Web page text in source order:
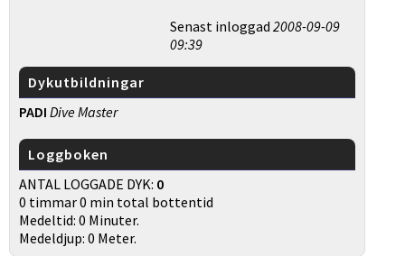
Senast inloggad2008-09-09
09:39
Dykutbildningar
PADI Dive Master
Loggboken
ANTAL LOGGADE DYK: 0
0 timmar 0 min total bottentid
Medeltid: 0 Minuter.
Medeldjup: 0 Meter.